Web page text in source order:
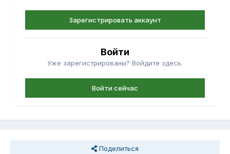
Зарегистрировать аккаунт
Войти
Уже зарегистрированы? Войдите здесь.
Войти сейчас
Поделиться